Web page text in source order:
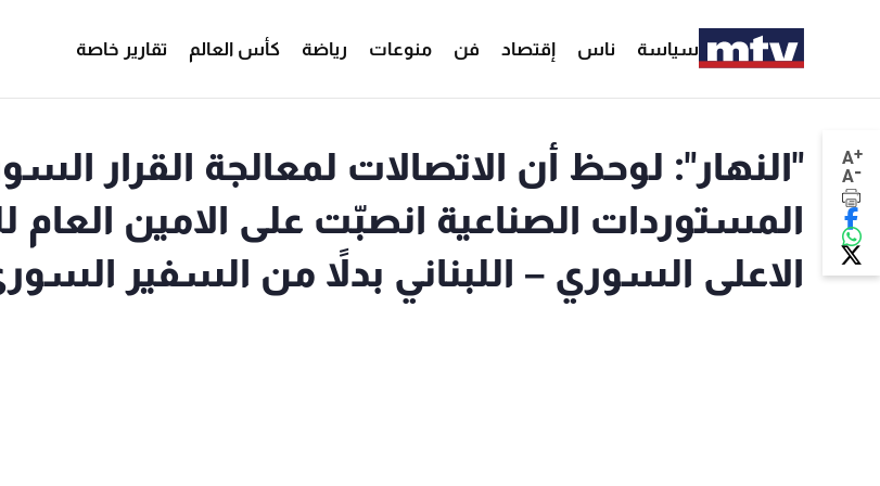
سياسة ناس إقتصاد فن منوعات رياضة كأس العالم تقارير خاصة
A+
A-
"النهار": لوحظ أن الاتصالات لمعالجة القرار
المستوردات الصناعية انصبّت على الامين
الاعلى السوري – اللبناني بدلاً من السفير